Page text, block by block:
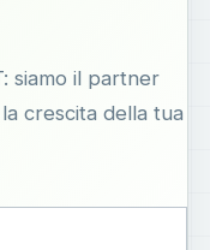
siamo il partner
crescita della tua